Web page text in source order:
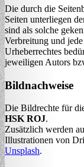
Die durch die
Seiten unterliegen
sind als solche
Verbreitung und
Urheberrechtes
jeweiligen Autors
Bildnachweise
Die Bildrechte für
HSK ROJ.
Zusätzlich werden
Illustrationen von
Unsplash.